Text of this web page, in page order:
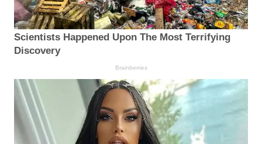
Scientists Happened Upon The Most Terrifying
Discovery
Brainberries